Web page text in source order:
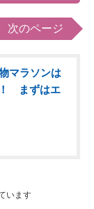
次のページ
マラソンは
！ まずはエ
います